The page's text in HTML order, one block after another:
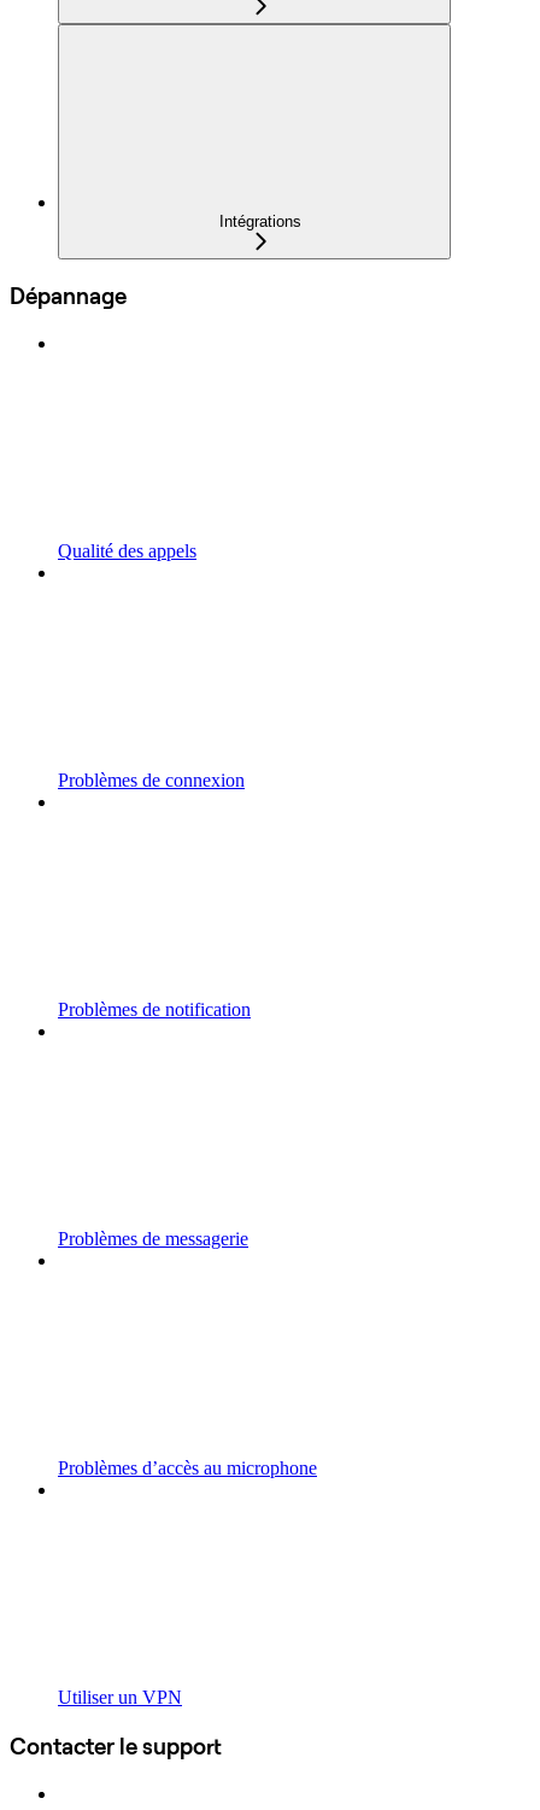
Intégrations
Dépannage
Qualité des appels
Problèmes de connexion
Problèmes de notification
Problèmes de messagerie
Problèmes d’accès au microphone
Utiliser un VPN
Contacter le support